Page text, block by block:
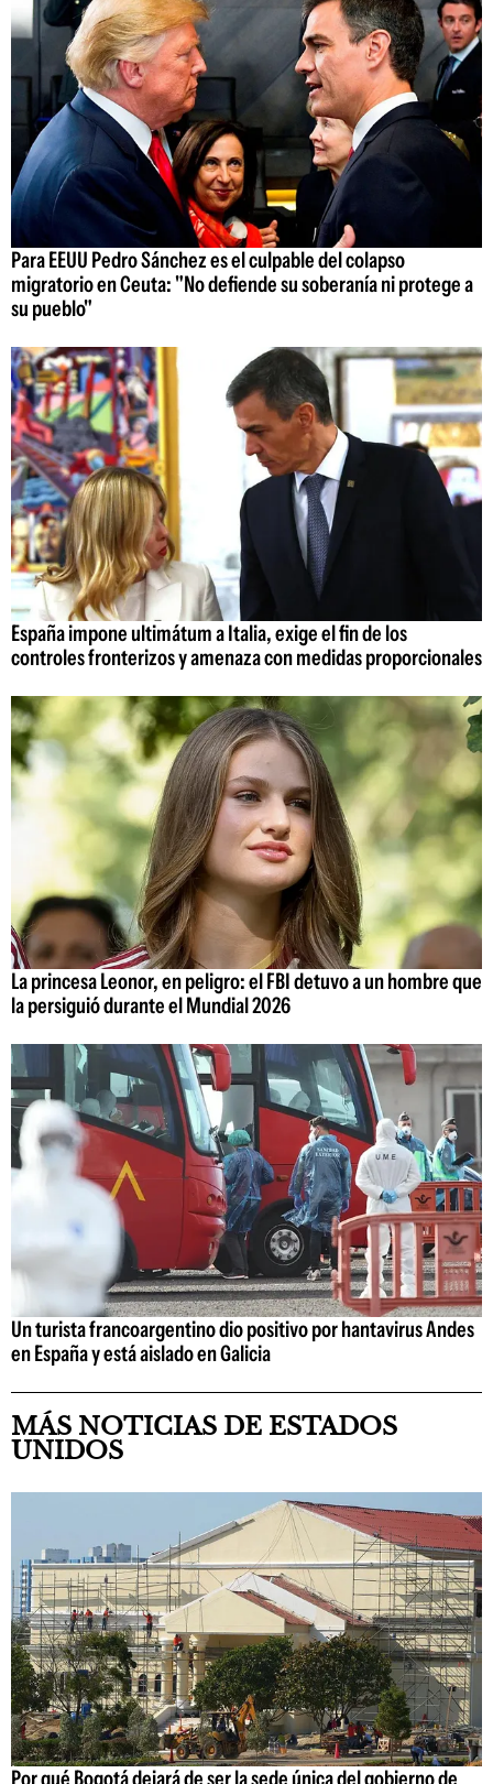
Para EEUU Pedro Sánchez es el culpable del colapso
migratorio en Ceuta: "No defiende su soberanía ni protege a
su pueblo"
España impone ultimátum a Italia, exige el fin de los
controles fronterizos y amenaza con medidas proporcionales
La princesa Leonor, en peligro: el FBI detuvo a un hombre que
la persiguió durante el Mundial 2026
Un turista francoargentino dio positivo por hantavirus Andes
en España y está aislado en Galicia
MÁS NOTICIAS DE ESTADOS
UNIDOS
Por qué Bogotá dejará de ser la sede única del gobierno de